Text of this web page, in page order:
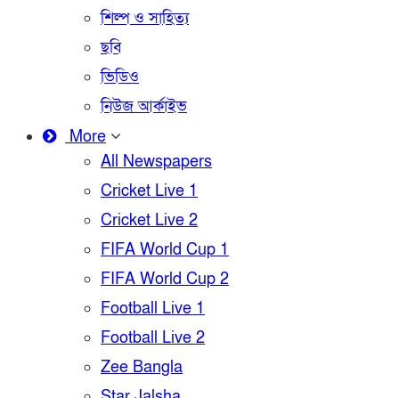
শিল্প ও সাহিত্য
ছবি
ভিডিও
নিউজ আর্কাইভ
More
All Newspapers
Cricket Live 1
Cricket Live 2
FIFA World Cup 1
FIFA World Cup 2
Football Live 1
Football Live 2
Zee Bangla